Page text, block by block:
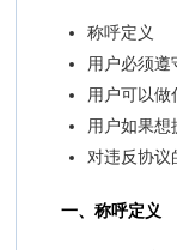
称呼定义
用户必须遵
用户可以做
用户如果想
对违反协议
一、称呼定义